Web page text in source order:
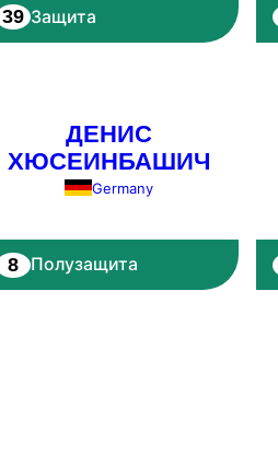
39 Защита
ДЕНИС
ХЮСЕИНБАШИЧ
Germany
8 Полузащита